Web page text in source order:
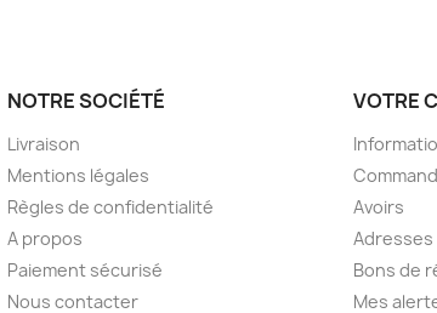
NOTRE SOCIÉTÉ
Livraison
Mentions légales
Règles de confidentialité
A propos
Paiement sécurisé
Nous contacter
VOTRE
Avoirs
Adresses
Bons de
Mes